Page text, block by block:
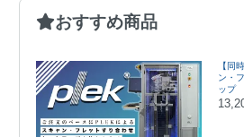
おすすめ商品
【同
ン・
ップ